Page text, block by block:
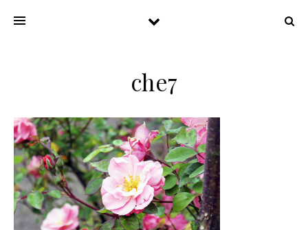
che7